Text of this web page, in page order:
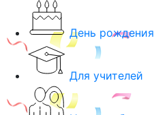
День рождения
Для учителей